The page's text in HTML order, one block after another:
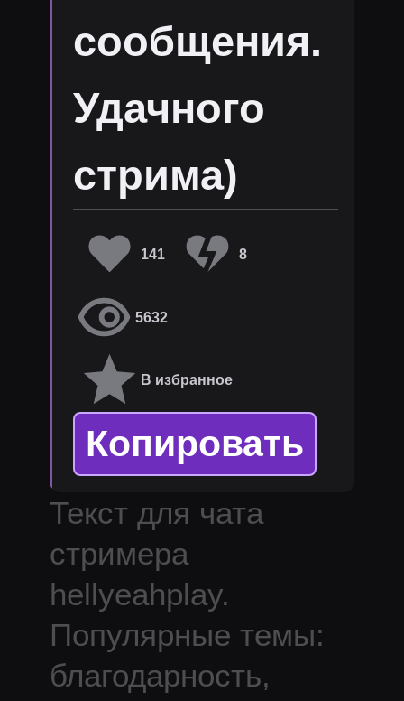
сообщения.
Удачного
стрима)
141 8
5632
В избранное
Копировать
Текст для чата
стримера
hellyeahplay.
Популярные темы:
благодарность,